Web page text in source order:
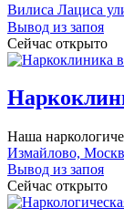
Вилиса Лациса
Вывод из запоя
Сейчас открыто
Наша
Измайлово,
Вывод из запоя
Сейчас открыто